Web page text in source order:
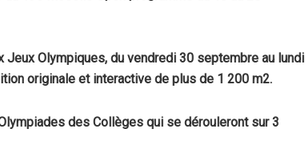
Olympiques, du vendredi 30 septembre au lundi
originale et interactive de plus de 1 200 m2.
des Collèges qui se dérouleront sur 3